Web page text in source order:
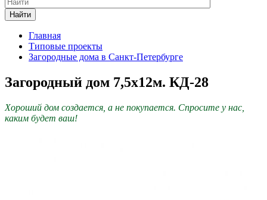
Найти
Главная
Типовые проекты
Загородные дома в Санкт-Петербурге
Загородный дом 7,5х12м. КД-28
Хороший дом создается, а не покупается. Спросите у нас,
каким будет ваш!